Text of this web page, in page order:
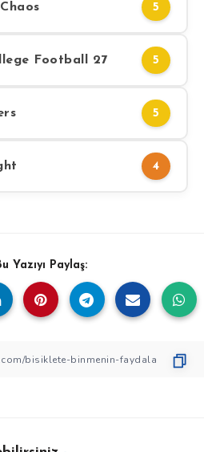
5
Football 27 5
5
4
Yazıyı Paylaş: